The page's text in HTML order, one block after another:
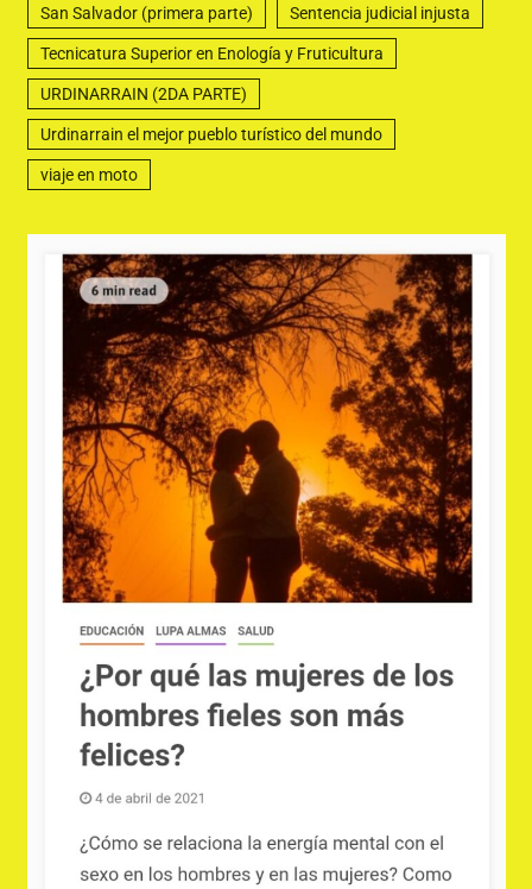
San Salvador (primera parte) Sentencia judicial injusta
Tecnicatura Superior en Enología y Fruticultura
URDINARRAIN (2DA PARTE)
Urdinarrain el mejor pueblo turístico del mundo
viaje en moto